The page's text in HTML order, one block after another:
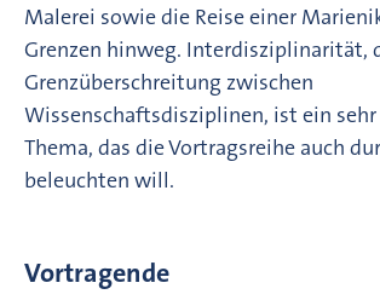
Malerei sowie die Reise einer
Grenzen hinweg. Interdisziplinarität,
Grenzüberschreitung zwischen
Wissenschaftsdisziplinen, ist ein
Thema, das die Vortragsreihe auch
beleuchten will.
Vortragende